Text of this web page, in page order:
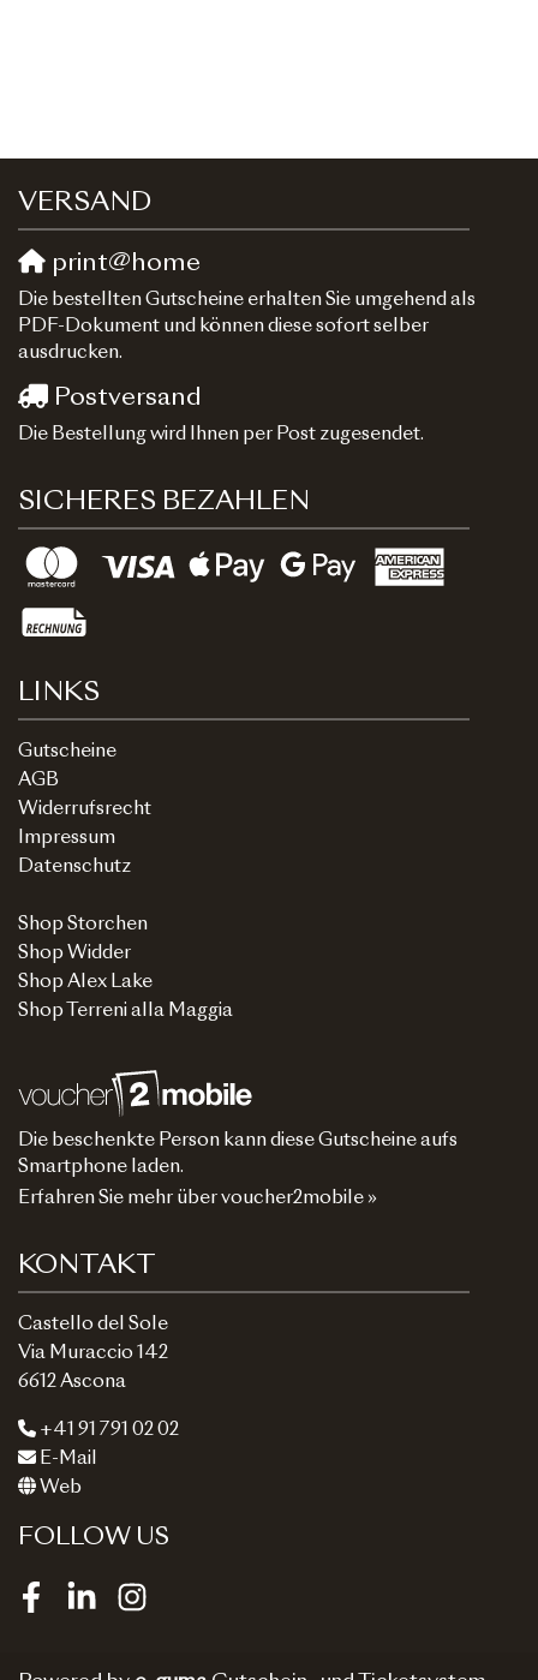
VERSAND
print@home
Die bestellten Gutscheine erhalten Sie umgehend als
PDF-Dokument und können diese sofort selber
ausdrucken.
Postversand
Die Bestellung wird Ihnen per Post zugesendet.
SICHERES BEZAHLEN
LINKS
Gutscheine
AGB
Widerrufsrecht
Impressum
Datenschutz
Shop Storchen
Shop Widder
Shop Alex Lake
Shop Terreni alla Maggia
Die beschenkte Person kann diese Gutscheine aufs
Smartphone laden.
Erfahren Sie mehr über voucher2mobile »
KONTAKT
Castello del Sole
Via Muraccio 142
6612 Ascona
+41 91 791 02 02
E-Mail
Web
FOLLOW US
Facebook
LinkedInInstagram